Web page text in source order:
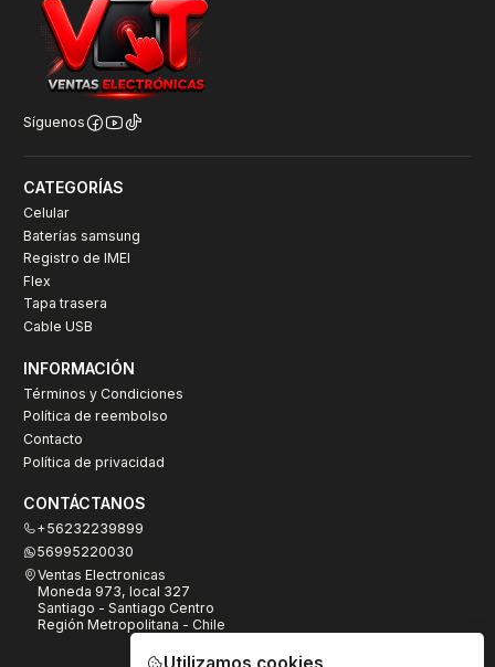
Síguenos
CATEGORÍAS
Celular
Baterías samsung
Registro de IMEI
Flex
Tapa trasera
Cable USB
INFORMACIÓN
Términos y Condiciones
Política de reembolso
Contacto
Política de privacidad
CONTÁCTANOS
+56232239899
56995220030
Ventas Electronicas
Moneda 973, local 327
Santiago - Santiago Centro
Región Metropolitana - Chile